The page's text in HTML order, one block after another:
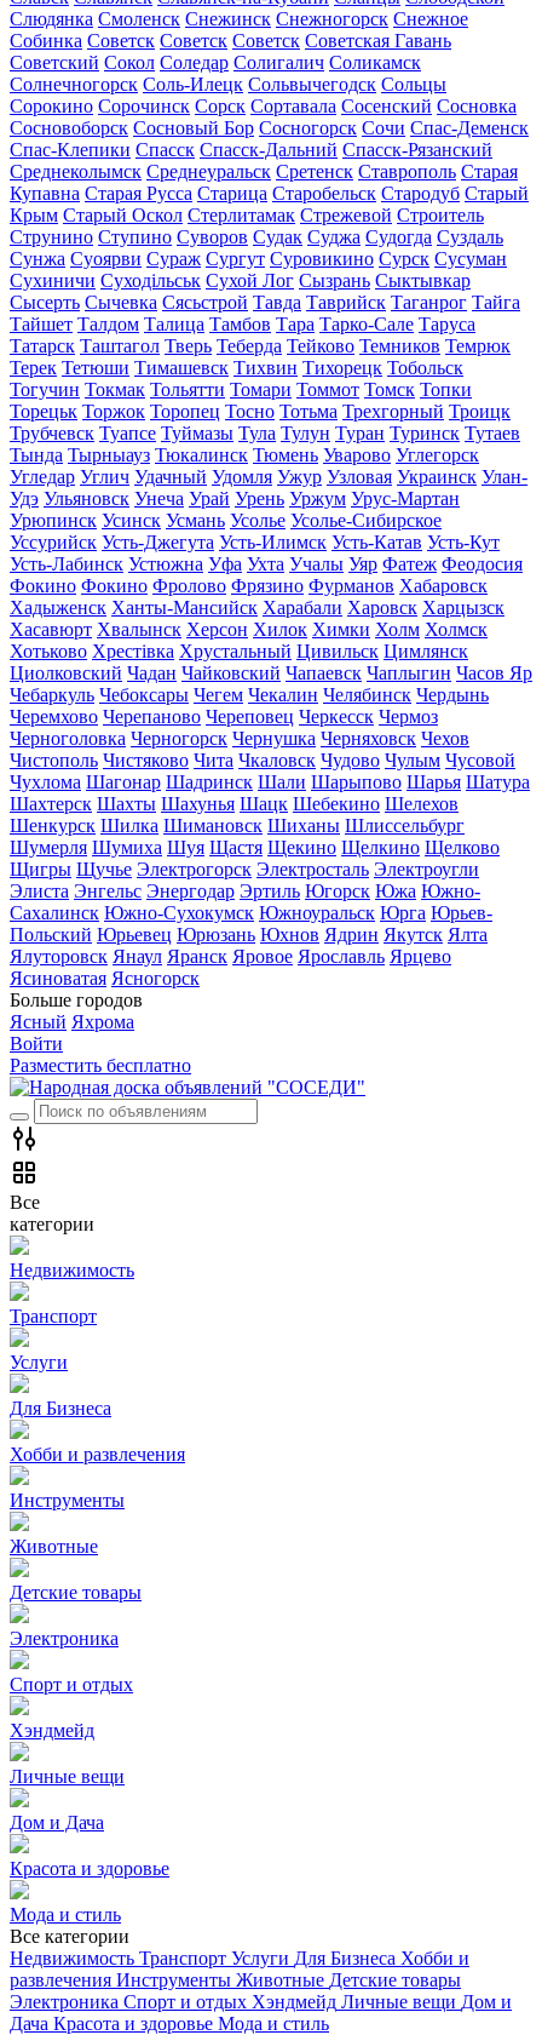
Слюдянка Смоленск Снежинск Снежногорск Снежное
Собинка Советск Советск Советск Советская Гавань
Советский Сокол Соледар Солигалич Соликамск
Солнечногорск Соль-Илецк Сольвычегодск Сольцы
Сорокино Сорочинск Сорск Сортавала Сосенский Сосновка
Сосновоборск Сосновый Бор Сосногорск Сочи Спас-Деменск
Спас-Клепики Спасск Спасск-Дальний Спасск-Рязанский
Среднеколымск Среднеуральск Сретенск Ставрополь Старая
Купавна Старая Русса Старица Старобельск Стародуб Старый
Крым Старый Оскол Стерлитамак Стрежевой Строитель
Струнино Ступино Суворов Судак Суджа Судогда Суздаль
Сунжа Суоярви Сураж Сургут Суровикино Сурск Сусуман
Сухиничи Суходільськ Сухой Лог Сызрань Сыктывкар
Сысерть Сычевка Сясьстрой Тавда Таврийск Таганрог Тайга
Тайшет Талдом Талица Тамбов Тара Тарко-Сале Таруса
Татарск Таштагол Тверь Теберда Тейково Темников Темрюк
Терек Тетюши Тимашевск Тихвин Тихорецк Тобольск
Тогучин Токмак Тольятти Томари Томмот Томск Топки
Торецьк Торжок Торопец Тосно Тотьма Трехгорный Троицк
Трубчевск Туапсе Туймазы Тула Тулун Туран Туринск Тутаев
Тында Тырныауз Тюкалинск Тюмень Уварово Углегорск
Угледар Углич Удачный Удомля Ужур Узловая Украинск Улан-
Удэ Ульяновск Унеча Урай Урень Уржум Урус-Мартан
Урюпинск Усинск Усмань Усолье Усолье-Сибирское
Уссурийск Усть-Джегута Усть-Илимск Усть-Катав Усть-Кут
Усть-Лабинск Устюжна Уфа Ухта Учалы Уяр Фатеж Феодосия
Фокино Фокино Фролово Фрязино Фурманов Хабаровск
Хадыженск Ханты-Мансийск Харабали Харовск Харцызск
Хасавюрт Хвалынск Херсон Хилок Химки Холм Холмск
Хотьково Хрестівка Хрустальный Цивильск Цимлянск
Циолковский Чадан Чайковский Чапаевск Чаплыгин Часов Яр
Чебаркуль Чебоксары Чегем Чекалин Челябинск Чердынь
Черемхово Черепаново Череповец Черкесск Чермоз
Черноголовка Черногорск Чернушка Черняховск Чехов
Чистополь Чистяково Чита Чкаловск Чудово Чулым Чусовой
Чухлома Шагонар Шадринск Шали Шарыпово Шарья Шатура
Шахтерск Шахты Шахунья Шацк Шебекино Шелехов
Шенкурск Шилка Шимановск Шиханы Шлиссельбург
Шумерля Шумиха Шуя Щастя Щекино Щелкино Щелково
Щигры Щучье Электрогорск Электросталь Электроугли
Элиста Энгельс Энергодар Эртиль Югорск Южа Южно-
Сахалинск Южно-Сухокумск Южноуральск Юрга Юрьев-
Польский Юрьевец Юрюзань Юхнов Ядрин Якутск Ялта
Ялуторовск Янаул Яранск Яровое Ярославль Ярцево
Ясиноватая Ясногорск
Больше городов
Ясный Яхрома
Войти
Разместить бесплатно
Все
категории
Недвижимость
Транспорт
Услуги
Для Бизнеса
Хобби и развлечения
Инструменты
Животные
Детские товары
Электроника
Спорт и отдых
Хэндмейд
Личные вещи
Дом и Дача
Красота и здоровье
Мода и стиль
Все категории
Недвижимость Транспорт Услуги Для Бизнеса Хобби и
развлечения Инструменты Животные Детские товары
Электроника Спорт и отдых Хэндмейд Личные вещи Дом и
Дача Красота и здоровье Мода и стиль